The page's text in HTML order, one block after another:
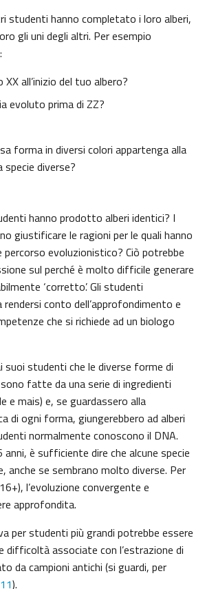
studenti hanno completato i loro alberi,
gli uni degli altri. Per esempio
all’inizio del tuo albero?
evoluto prima di ZZ?
forma in diversi colori appartenga alla
diverse?
hanno prodotto alberi identici? I
giustificare le ragioni per le quali hanno
evoluzionistico? Ciò potrebbe
sul perché è molto difficile generare
‘corretto’. Gli studenti
conto dell’approfondimento e
che si richiede ad un biologo
suoi studenti che le diverse forme di
fatte da una serie di ingredienti
e mais) e, se guardassero alla
di ogni forma, giungerebbero ad alberi
normalmente conoscono il DNA.
è sufficiente dire che alcune specie
anche se sembrano molto diverse. Per
l’evoluzione convergente e
approfondita.
per studenti più grandi potrebbe essere
difficoltà associate con l’estrazione di
da campioni antichi (si guardi, per
).